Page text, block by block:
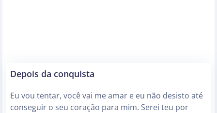
Depois da conquista
Eu vou tentar, você vai me amar e eu não desisto até
conseguir o seu coração para mim. Serei teu por